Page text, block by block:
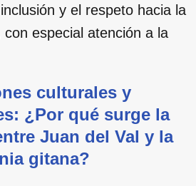
y el respeto hacia la
especial atención a la
culturales y
¿Por qué surge la
Juan del Val y la
gitana?